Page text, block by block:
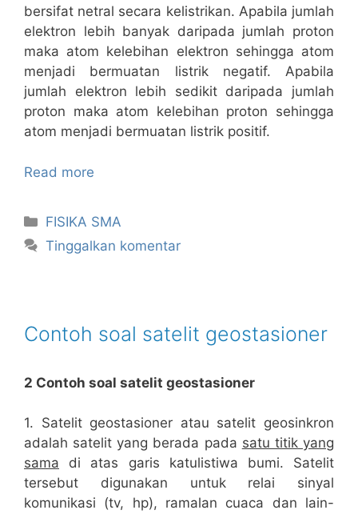
bersifat netral secara kelistrikan. Apabila jumlah
elektron lebih banyak daripada jumlah proton
maka atom kelebihan elektron sehingga atom
menjadi bermuatan listrik negatif. Apabila
jumlah elektron lebih sedikit daripada jumlah
proton maka atom kelebihan proton sehingga
atom menjadi bermuatan listrik positif.
Read more
Kategori
FISIKA SMA
Tinggalkan komentar
Contoh soal satelit geostasioner
2 Contoh soal satelit geostasioner
1. Satelit geostasioner atau satelit geosinkron
adalah satelit yang berada pada satu titik yang
sama di atas garis katulistiwa bumi. Satelit
tersebut digunakan untuk relai sinyal
komunikasi (tv, hp), ramalan cuaca dan lain-